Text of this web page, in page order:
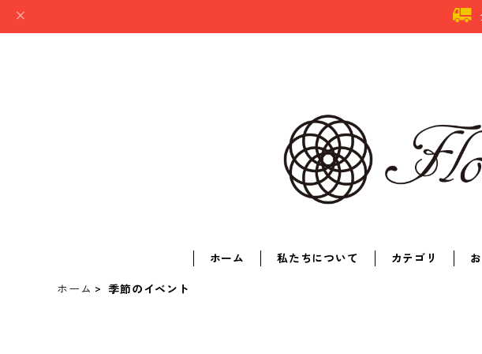
ホーム 私たちについて カテゴリ
ホーム 季節のイベント